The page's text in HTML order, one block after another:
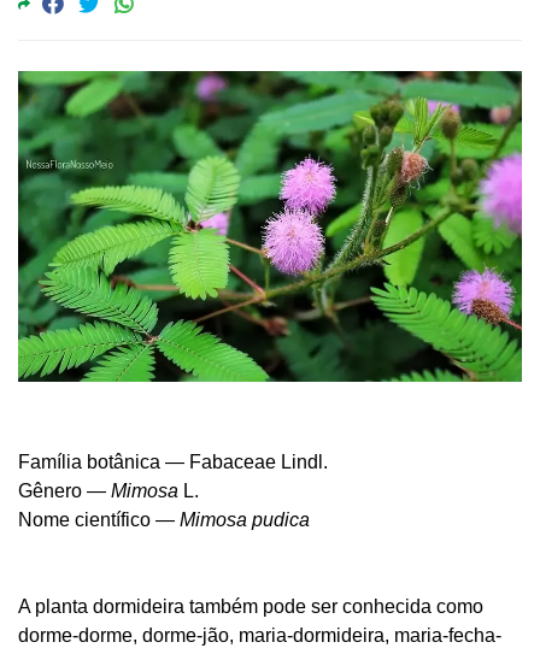
Família botânica — Fabaceae Lindl.
Gênero — Mimosa L.
Nome científico — Mimosa pudica
A planta dormideira também pode ser conhecida como
dorme-dorme, dorme-jão, maria-dormideira, maria-fecha-